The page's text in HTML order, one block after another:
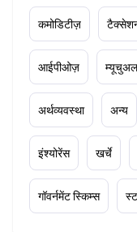
कमोडिटीज़
आईपीओज़
अर्थव्यवस्था अन्य
इंश्योरेंस खर्चे
गॉवर्नमेंट स्किम्स